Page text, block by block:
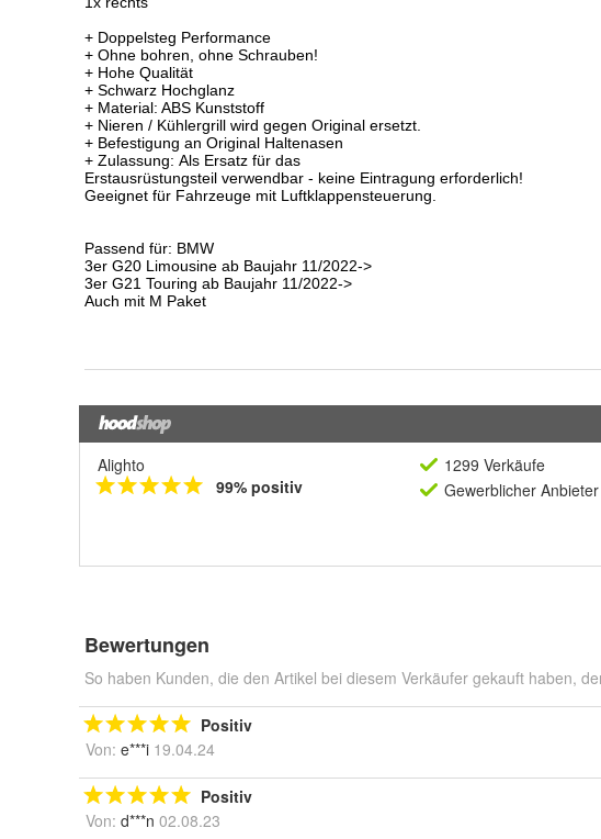
Alighto
99% positiv
1299 Verkäufe
Gewerblicher Anbieter
Bewertungen
So haben Kunden, die den Artikel bei diesem Verkäufer gekauft haben,
Positiv
Von: e***i 19.04.24
Positiv
Von: d***n 02.08.23